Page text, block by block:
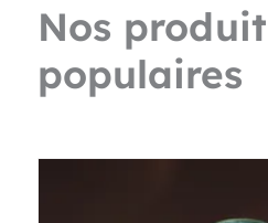
Nos
populaires